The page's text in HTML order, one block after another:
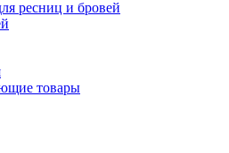
ресниц и бровей
товары